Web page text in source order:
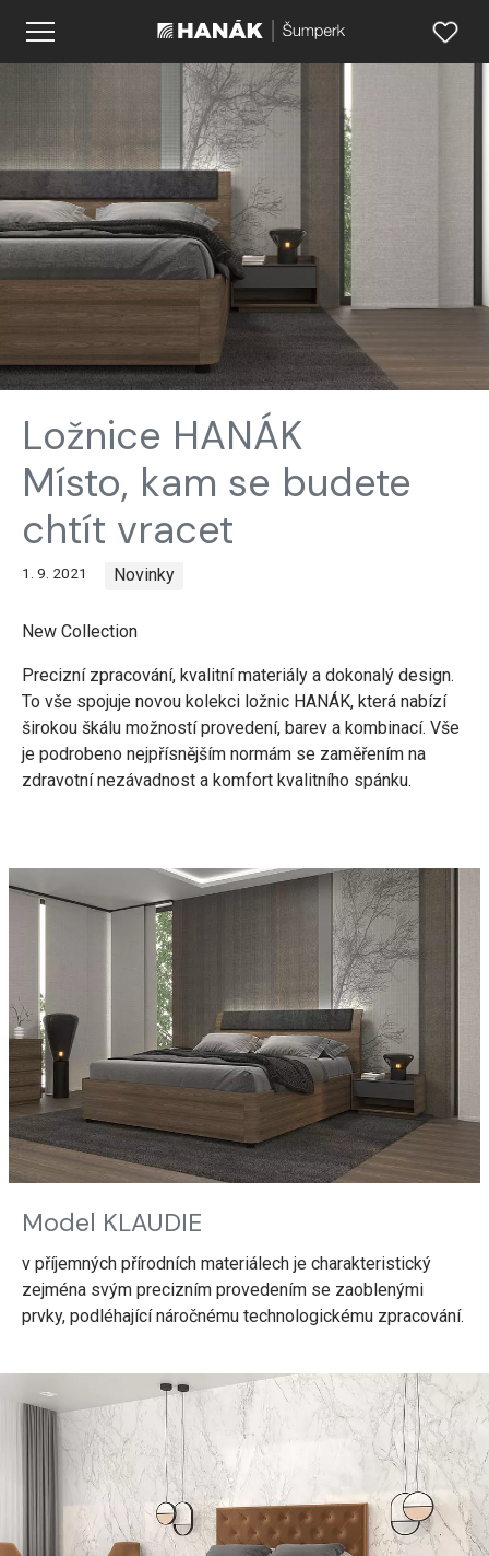
Ložnice HANÁK
Místo, kam se budete
chtít vracet
1. 9. 2021 Novinky
New Collection
Precizní zpracování, kvalitní materiály a dokonalý design.
To vše spojuje novou kolekci ložnic HANÁK, která nabízí
širokou škálu možností provedení, barev a kombinací. Vše
je podrobeno nejpřísnějším normám se zaměřením na
zdravotní nezávadnost a komfort kvalitního spánku.
Model KLAUDIE
v příjemných přírodních materiálech je charakteristický
zejména svým precizním provedením se zaoblenými
prvky, podléhající náročnému technologickému zpracování.